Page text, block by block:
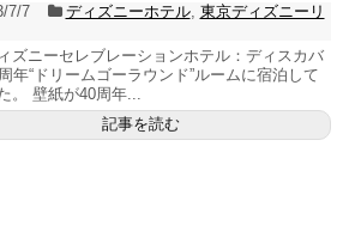
7/7 ディズニーホテル, 東京ディズニーリ
ズニーセレブレーションホテル：ディスカバ
年“ドリームゴーラウンド”ルームに宿泊して
。 壁紙が40周年...
記事を読む